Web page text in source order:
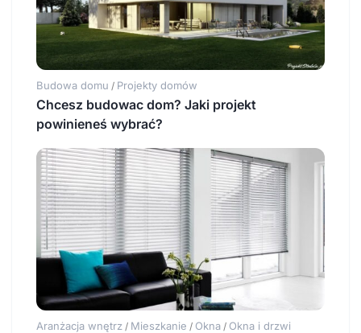
Budowa domu / Projekty domów
Chcesz budowac dom? Jaki projekt
powinieneś wybrać?
Aranżacja wnętrz / Mieszkanie / Okna / Okna i drzwi